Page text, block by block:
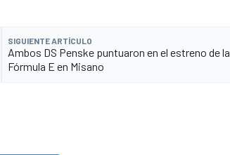
SIGUIENTE ARTÍCULO
Ambos DS Penske puntuaron en el estreno de la
Fórmula E en Misano